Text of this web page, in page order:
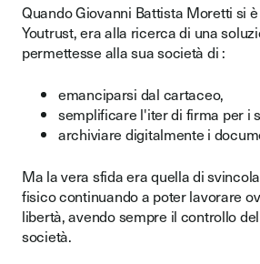
Quando Giovanni Battista Moretti si
Youtrust, era alla ricerca di una
permettesse alla sua società di :
emanciparsi dal cartaceo,
semplificare l'iter di firma per i
archiviare digitalmente i
Ma la vera sfida era quella di
fisico continuando a poter lavorare
libertà, avendo sempre il controllo
società.